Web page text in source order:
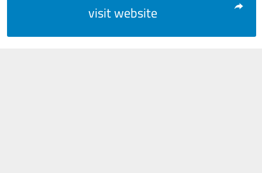
visit website